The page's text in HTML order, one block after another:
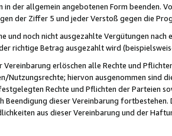
der allgemein angebotenen Form beenden.
der Ziffer 5 und jeder Verstoß gegen die
und noch nicht ausgezahlte Vergütungen
richtige Betrag ausgezahlt wird
Vereinbarung erlöschen alle Rechte und
Nutzungsrechte; hiervon ausgenommen sind
Rechte und Pflichten der Parteien
Beendigung dieser Vereinbarung
aus dieser Vereinbarung und der